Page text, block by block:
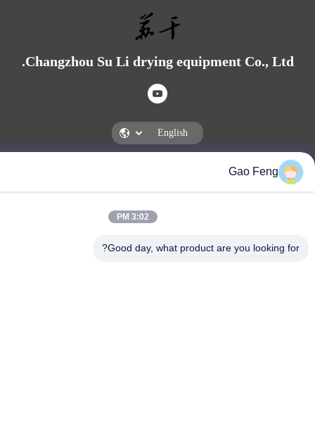
Changzhou Su Li drying equipment
Changzhou Su Li drying equipment Co., Ltd.Gao
Good day, what product are you